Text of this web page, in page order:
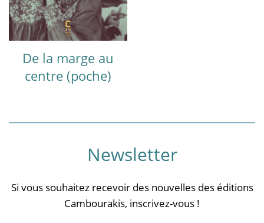
De la marge au
centre (poche)
Newsletter
Si vous souhaitez recevoir des nouvelles des éditions
Cambourakis, inscrivez-vous !